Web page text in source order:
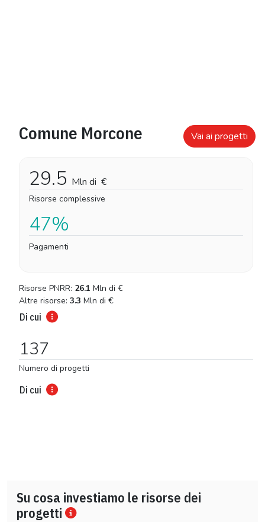
Comune Morcone Vai ai progetti
29.5 Mln di €
Risorse complessive
47%
Pagamenti
Risorse PNRR: 26.1 Mln di €
Altre risorse: 3.3 Mln di €
Di cui
137
Numero di progetti
Di cui
Su cosa investiamo le risorse dei
progetti